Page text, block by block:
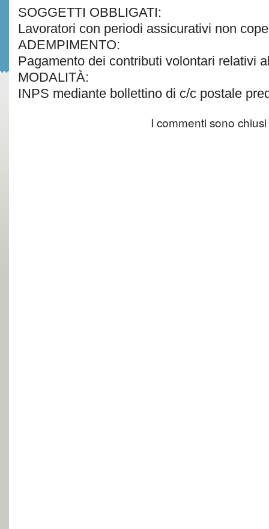
SOGGETTI OBBLIGATI:
Lavoratori con periodi assicurativi non
ADEMPIMENTO:
Pagamento dei contributi volontari relativi
MODALITÀ:
INPS mediante bollettino di c/c postale
I commenti sono chiusi